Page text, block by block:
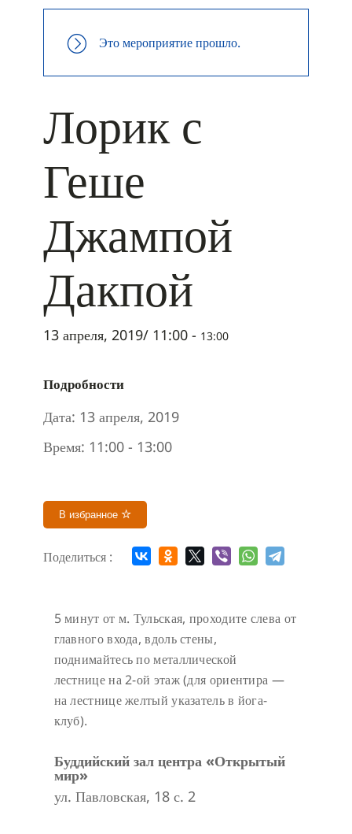
Это мероприятие прошло.
Лорик с
Геше
Джампой
Дакпой
13 апреля, 2019/ 11:00 - 13:00
Подробности
Дата: 13 апреля, 2019
Время: 11:00 - 13:00
В избранное
Поделиться :
5 минут от м. Тульская, проходите слева от
главного входа, вдоль стены,
поднимайтесь по металлической
лестнице на 2-ой этаж (для ориентира —
на лестнице желтый указатель в йога-
клуб).
Буддийский зал центра «Открытый
мир»
ул. Павловская, 18 с. 2